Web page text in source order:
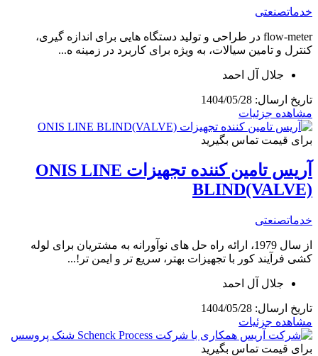
خدماتصنعتی
flow-meter در طراحی و تولید دستگاه هایی برای اندازه گیری،
کنترل و تامین سیالات، به ویژه برای کاربرد در زمینه ه...
جلال آل احمد
تاریخ ارسال: 1404/05/28
مشاهده جزئیات
برای قیمت تماس بگیرید
آریس تامین کننده تجهیزات ONIS LINE
BLIND(VALVE)
خدماتصنعتی
از سال 1979، ارائه راه حل های نوآورانه به مشتریان برای لوله
کشی فرآیند کور با تجهیزات بهتر، سریع تر و ایمن تر!...
جلال آل احمد
تاریخ ارسال: 1404/05/28
مشاهده جزئیات
برای قیمت تماس بگیرید